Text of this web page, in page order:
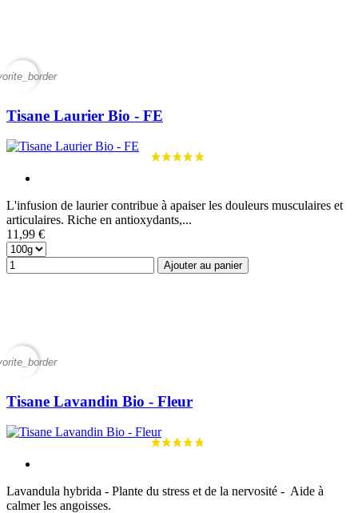
Tisane Laurier Bio - FE
L'infusion de laurier contribue à apaiser les douleurs musculaires et
articulaires. Riche en antioxydants,...
11,99 €
Ajouter au panier
Tisane Lavandin Bio - Fleur
Lavandula hybrida - Plante du stress et de la nervosité - Aide à
calmer les angoisses.